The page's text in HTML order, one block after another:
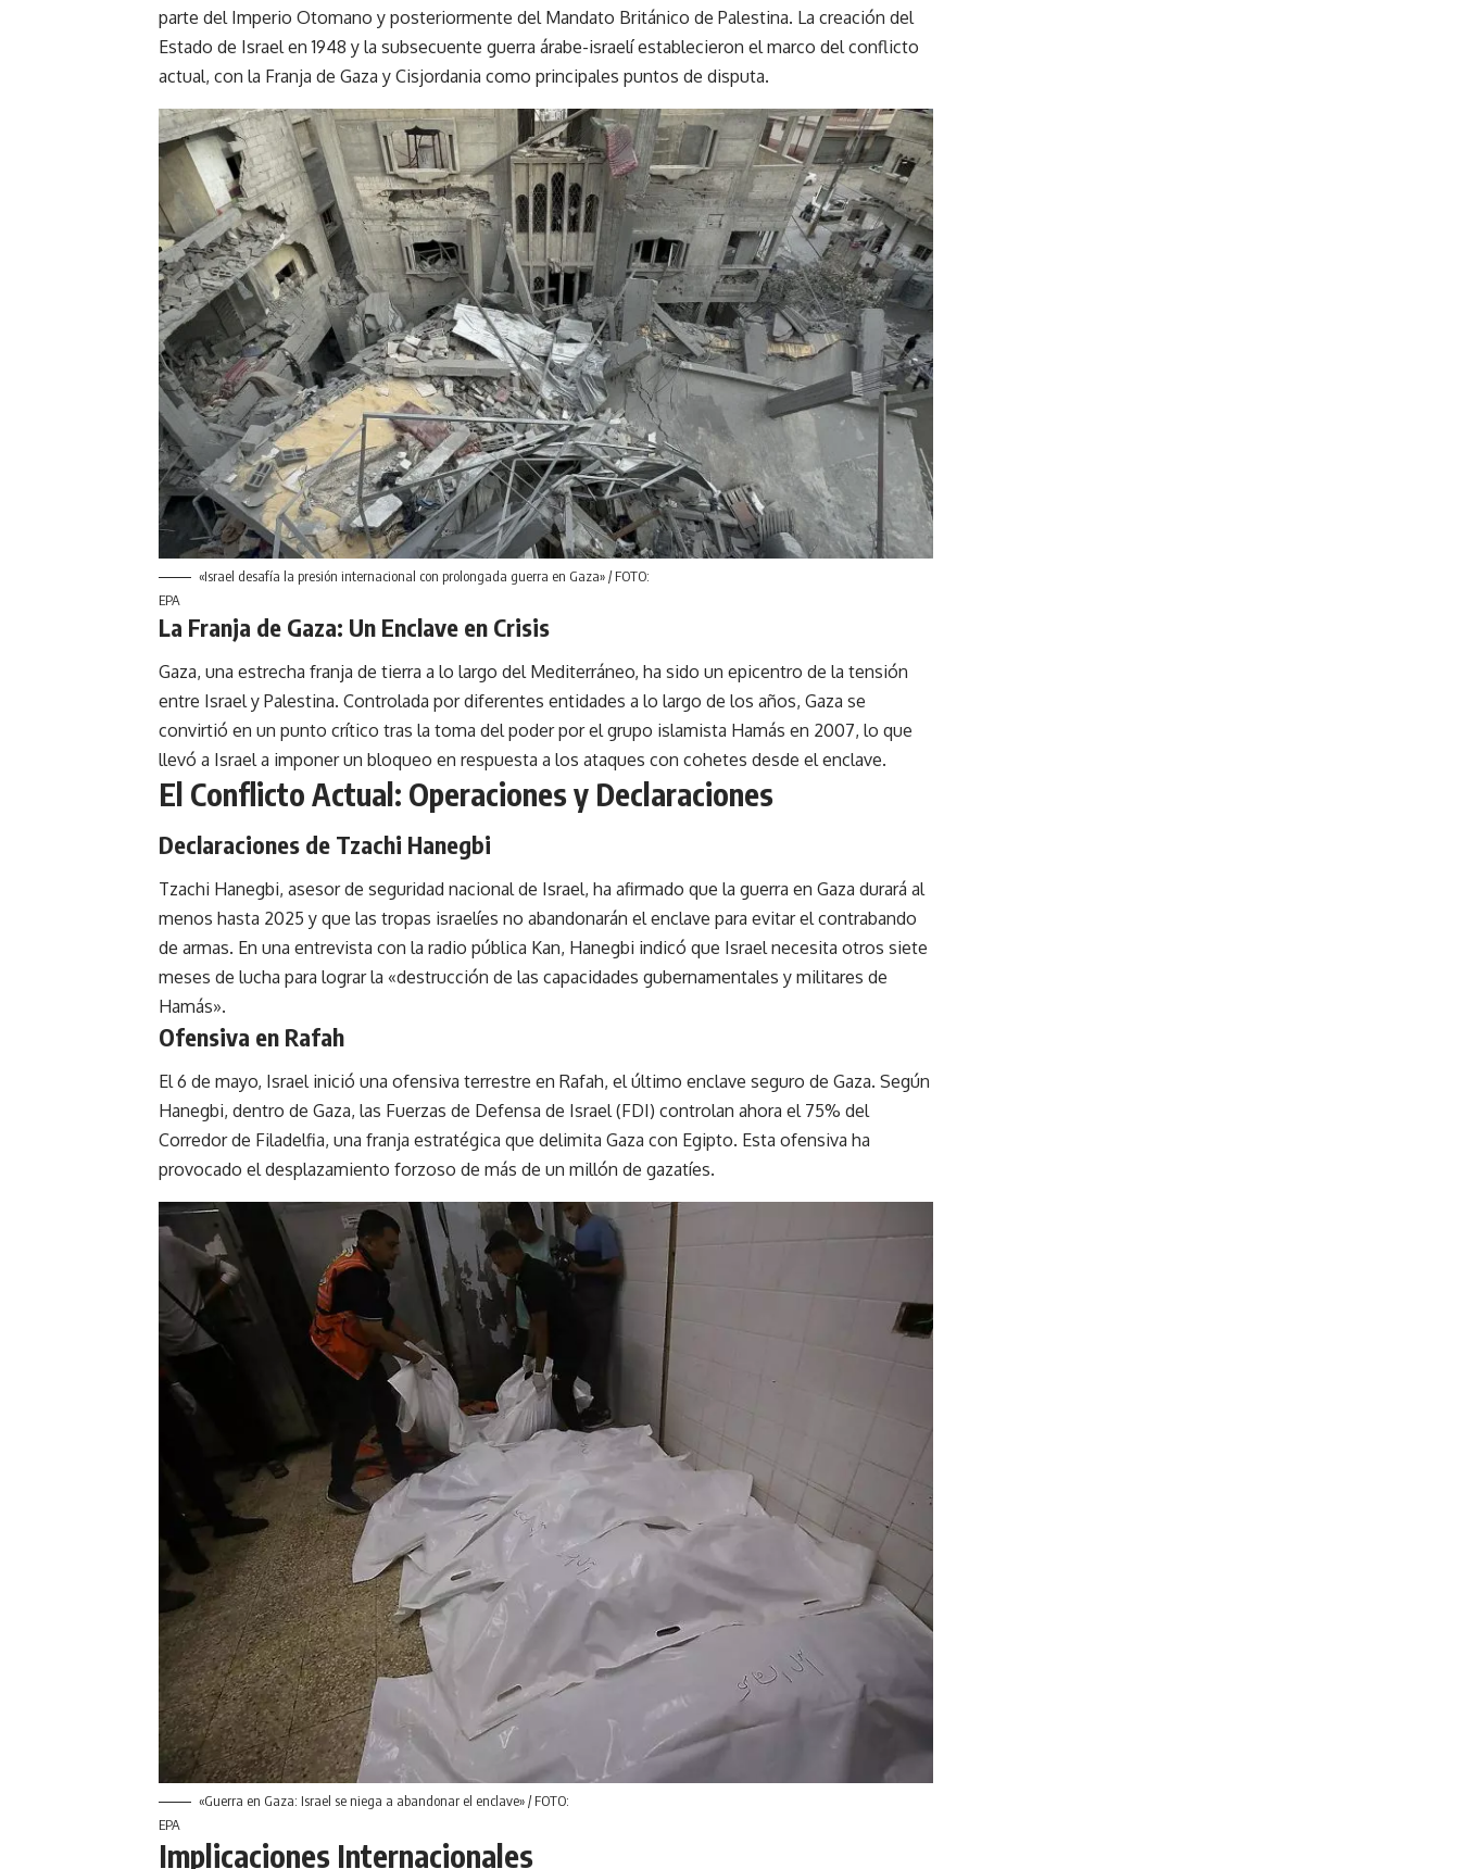
parte del Imperio Otomano y posteriormente del Mandato Británico de Palestina. La creación del
Estado de Israel en 1948 y la subsecuente guerra árabe-israelí establecieron el marco del conflicto
actual, con la Franja de Gaza y Cisjordania como principales puntos de disputa.
«Israel desafía la presión internacional con prolongada guerra en Gaza» / FOTO:
EPA
La Franja de Gaza: Un Enclave en Crisis
Gaza, una estrecha franja de tierra a lo largo del Mediterráneo, ha sido un epicentro de la tensión
entre Israel y Palestina. Controlada por diferentes entidades a lo largo de los años, Gaza se
convirtió en un punto crítico tras la toma del poder por el grupo islamista Hamás en 2007, lo que
llevó a Israel a imponer un bloqueo en respuesta a los ataques con cohetes desde el enclave.
El Conflicto Actual: Operaciones y Declaraciones
Declaraciones de Tzachi Hanegbi
Tzachi Hanegbi, asesor de seguridad nacional de Israel, ha afirmado que la guerra en Gaza durará al
menos hasta 2025 y que las tropas israelíes no abandonarán el enclave para evitar el contrabando
de armas. En una entrevista con la radio pública Kan, Hanegbi indicó que Israel necesita otros siete
meses de lucha para lograr la «destrucción de las capacidades gubernamentales y militares de
Hamás».
Ofensiva en Rafah
El 6 de mayo, Israel inició una ofensiva terrestre en Rafah, el último enclave seguro de Gaza. Según
Hanegbi, dentro de Gaza, las Fuerzas de Defensa de Israel (FDI) controlan ahora el 75% del
Corredor de Filadelfia, una franja estratégica que delimita Gaza con Egipto. Esta ofensiva ha
provocado el desplazamiento forzoso de más de un millón de gazatíes.
«Guerra en Gaza: Israel se niega a abandonar el enclave» / FOTO:
EPA
Implicaciones Internacionales